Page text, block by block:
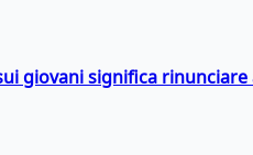
giovani significa rinunciare